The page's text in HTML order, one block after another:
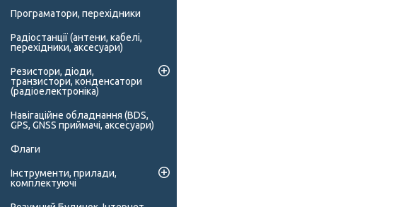
Програматори, перехідники
Радіостанції (антени, кабелі,
перехідники, аксесуари)
Резистори, діоди,
транзистори, конденсатори
(радіоелектроніка)
Навігаційне обладнання (BDS,
GPS, GNSS приймачі, аксесуари)
Флаги
Інструменти, прилади,
комплектуючі